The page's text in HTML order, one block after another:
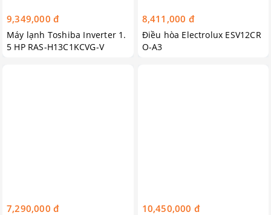
9,349,000 đ
Máy lạnh Toshiba Inverter 1.
5 HP RAS-H13C1KCVG-V
8,411,000 đ
Điều hòa Electrolux ESV12CR
O-A3
7,290,000 đ 10,450,000 đ